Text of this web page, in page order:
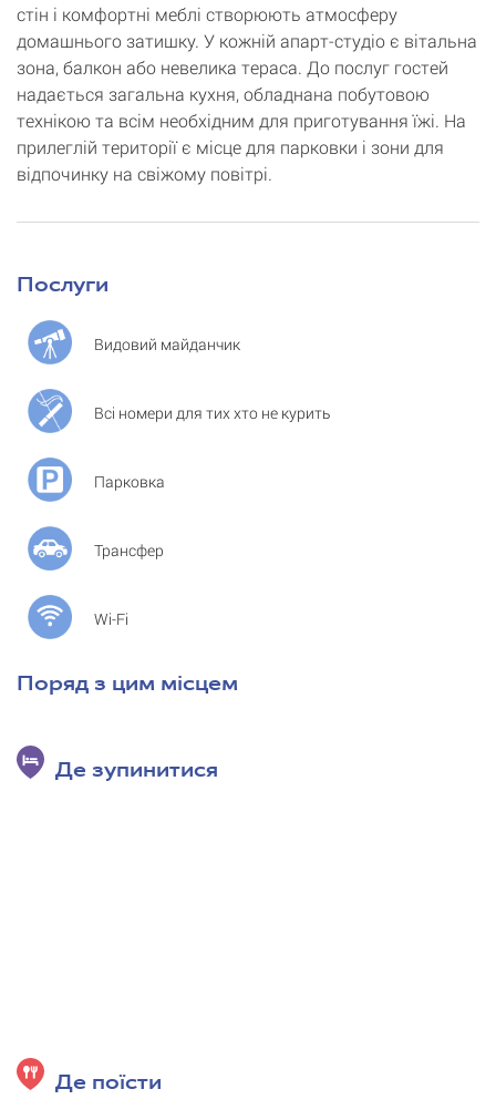
стін і комфортні меблі створюють атмосферу
домашнього затишку. У кожній апарт-студіо є вітальна
зона, балкон або невелика тераса. До послуг гостей
надається загальна кухня, обладнана побутовою
технікою та всім необхідним для приготування їжі. На
прилеглій території є місце для парковки і зони для
відпочинку на свіжому повітрі.
Послуги
Видовий майданчик
Всі номери для тих хто не курить
Парковка
Трансфер
Wi-Fi
Поряд з цим місцем
Де зупинитися
Де поїсти